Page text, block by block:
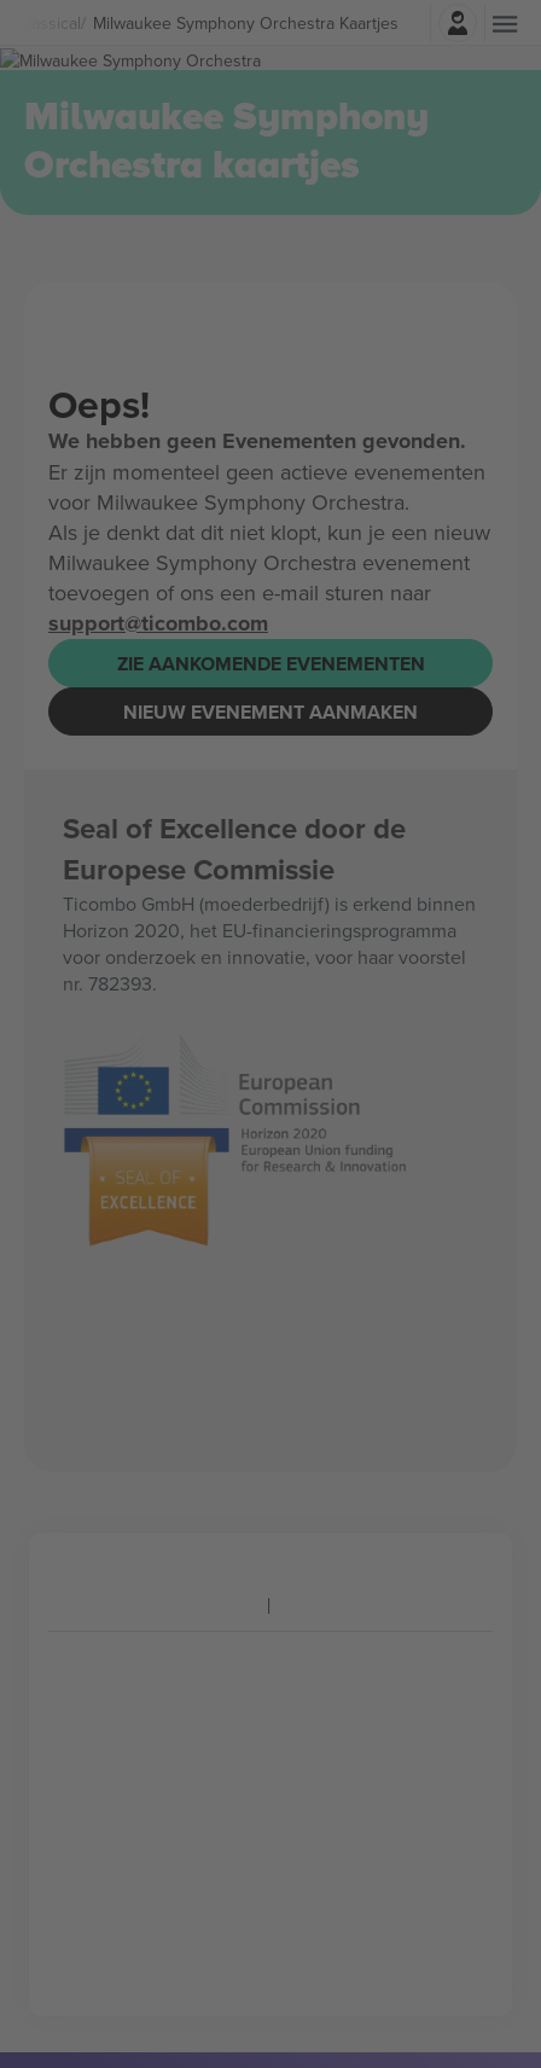
Classical Milwaukee Symphony Orchestra Kaartjes
Log in
Milwaukee Symphony
Orchestra kaartjes
Oeps!
We hebben geen Evenementen gevonden.
Er zijn momenteel geen actieve evenementen
voor Milwaukee Symphony Orchestra.
Als je denkt dat dit niet klopt, kun je een nieuw
Milwaukee Symphony Orchestra evenement
toevoegen of ons een e-mail sturen naar
support@ticombo.com
ZIE AANKOMENDE EVENEMENTEN
NIEUW EVENEMENT AANMAKEN
Seal of Excellence door de
Europese Commissie
Ticombo GmbH (moederbedrijf) is erkend binnen
Horizon 2020, het EU-financieringsprogramma
voor onderzoek en innovatie, voor haar voorstel
nr. 782393.